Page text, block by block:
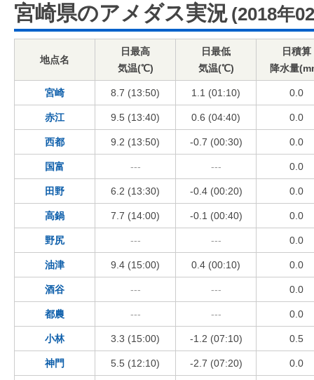
宮崎県のアメダス実況 (2018年
地点名
日最高
気温(℃)
日最低
気温(℃)
日積算
降水量
宮崎 8.7 (13:50) 1.1 (01:10) 0.0
赤江 9.5 (13:40) 0.6 (04:40) 0.0
西都 9.2 (13:50) -0.7 (00:30) 0.0
国富 --- --- 0.0
田野 6.2 (13:30) -0.4 (00:20) 0.0
高鍋 7.7 (14:00) -0.1 (00:40) 0.0
野尻 --- --- 0.0
油津 9.4 (15:00) 0.4 (00:10) 0.0
酒谷 --- --- 0.0
都農 --- --- 0.0
小林 3.3 (15:00) -1.2 (07:10) 0.5
神門 5.5 (12:10) -2.7 (07:20) 0.0